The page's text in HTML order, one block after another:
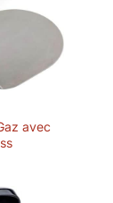
avec